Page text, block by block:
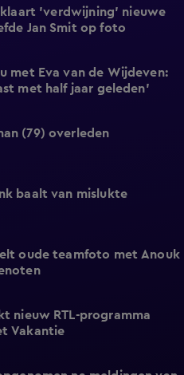
'verdwijning' nieuwe
Jan Smit op foto
met Eva van de Wijdeven:
met half jaar geleden'
(79) overleden
baalt van mislukte
oude teamfoto met Anouk
nieuw RTL-programma
Vakantie